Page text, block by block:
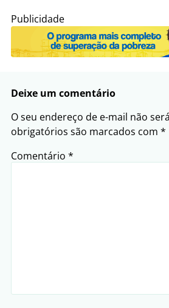
Publicidade
Deixe um comentário
O seu endereço de e-mail não
obrigatórios são marcados com *
Comentário *